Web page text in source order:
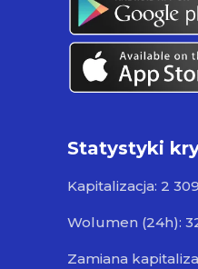
Statystyki
Kapitalizacja: 2
Wolumen (24h):
Zamiana